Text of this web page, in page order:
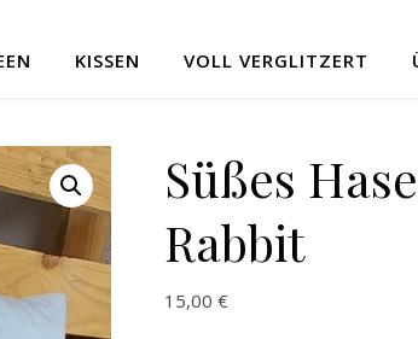
KISSEN VOLL VERGLITZERT
Süßes
Rabbit
15,00 €